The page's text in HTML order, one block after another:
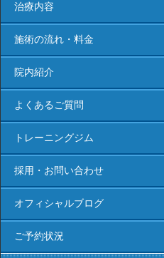
治療内容
施術の流れ・料金
院内紹介
よくあるご質問
トレーニングジム
採用・お問い合わせ
オフィシャルブログ
ご予約状況